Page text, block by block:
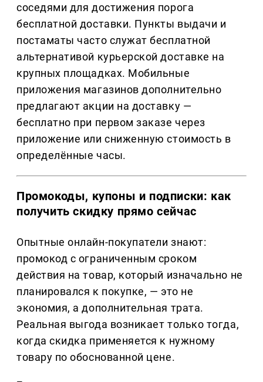
соседями для достижения порога
бесплатной доставки. Пункты выдачи и
постаматы часто служат бесплатной
альтернативой курьерской доставке на
крупных площадках. Мобильные
приложения магазинов дополнительно
предлагают акции на доставку —
бесплатно при первом заказе через
приложение или сниженную стоимость в
определённые часы.
Промокоды, купоны и подписки: как
получить скидку прямо сейчас
Опытные онлайн-покупатели знают:
промокод с ограниченным сроком
действия на товар, который изначально не
планировался к покупке, — это не
экономия, а дополнительная трата.
Реальная выгода возникает только тогда,
когда скидка применяется к нужному
товару по обоснованной цене.